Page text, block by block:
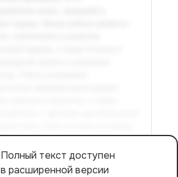
Полный текст доступен
в расширенной версии